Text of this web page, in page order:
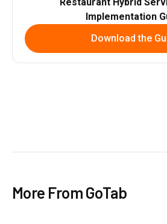
Implementation
Download the
More From GoTab